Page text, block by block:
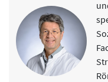
-
- Manuelle
- Manuelle Therapie
- Bow Tech
- Kinesio Tape